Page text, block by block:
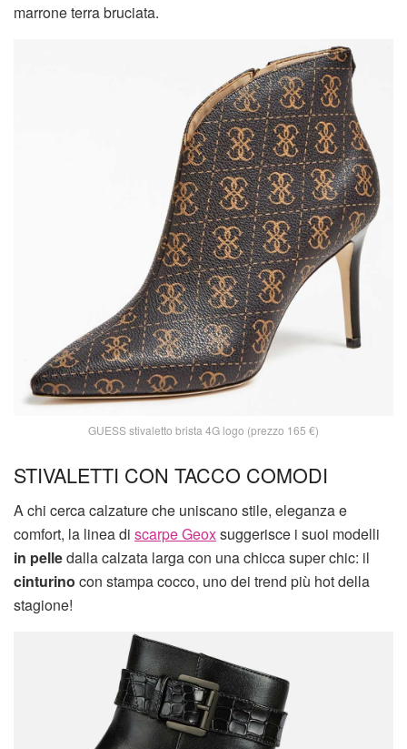
marrone terra bruciata.
GUESS stivaletto brista 4G logo (prezzo 165 €)
STIVALETTI CON TACCO COMODI
A chi cerca calzature che uniscano stile, eleganza e
comfort, la linea di scarpe Geoxsuggerisce i suoi modelli
in pelledalla calzata larga con una chicca super chic: il
cinturino con stampa cocco, uno dei trend più hot della
stagione!